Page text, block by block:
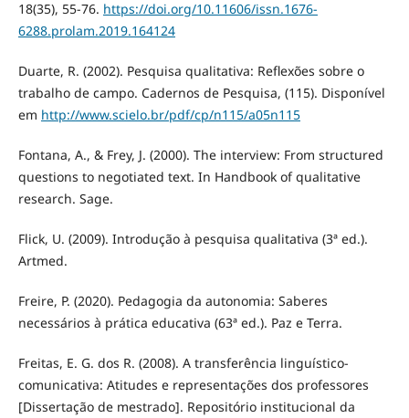
18(35), 55-76. https://doi.org/10.11606/issn.1676-
6288.prolam.2019.164124
Duarte, R. (2002). Pesquisa qualitativa: Reflexões sobre o
trabalho de campo. Cadernos de Pesquisa, (115). Disponível
em http://www.scielo.br/pdf/cp/n115/a05n115
Fontana, A., & Frey, J. (2000). The interview: From structured
questions to negotiated text. In Handbook of qualitative
research. Sage.
Flick, U. (2009). Introdução à pesquisa qualitativa (3ª ed.).
Artmed.
Freire, P. (2020). Pedagogia da autonomia: Saberes
necessários à prática educativa (63ª ed.). Paz e Terra.
Freitas, E. G. dos R. (2008). A transferência linguístico-
comunicativa: Atitudes e representações dos professores
[Dissertação de mestrado]. Repositório institucional da